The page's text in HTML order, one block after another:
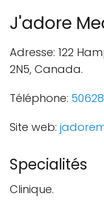
J'adore
Adresse: 122
2N5, Canada.
Téléphone:
Site web:
Specialités
Clinique.